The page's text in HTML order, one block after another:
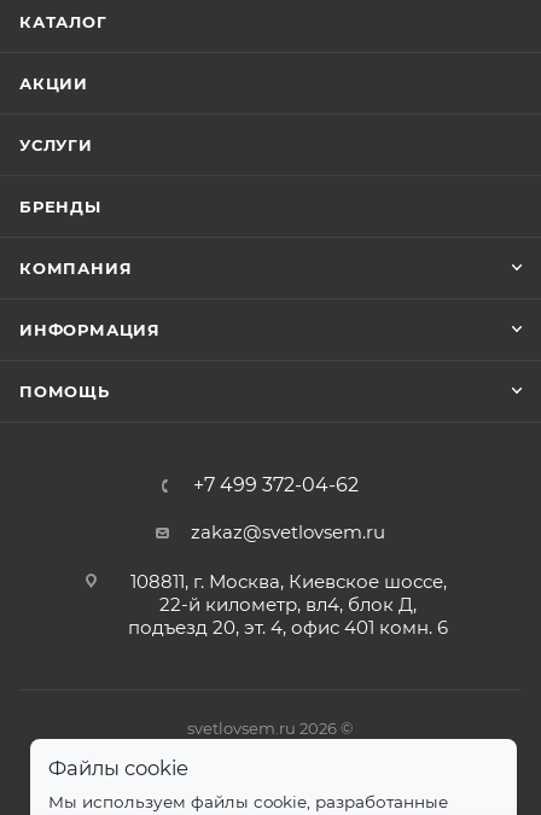
КАТАЛОГ
АКЦИИ
УСЛУГИ
БРЕНДЫ
КОМПАНИЯ
ИНФОРМАЦИЯ
ПОМОЩЬ
+7 499 372-04-62
zakaz@svetlovsem.ru
108811, г. Москва, Киевское шоссе,
22-й километр, вл4, блок Д,
подъезд 20, эт. 4, офис 401 комн. 6
svetlovsem.ru 2026 ©
Файлы cookie
Мы используем файлы cookie, разработанные